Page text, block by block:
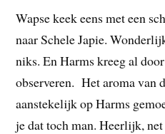
Wapse keek eens met een
naar Schele Japie.
niks. En Harms kreeg al
observeren. Het aroma van
aanstekelijk op Harms
je dat toch man. Heerlijk,